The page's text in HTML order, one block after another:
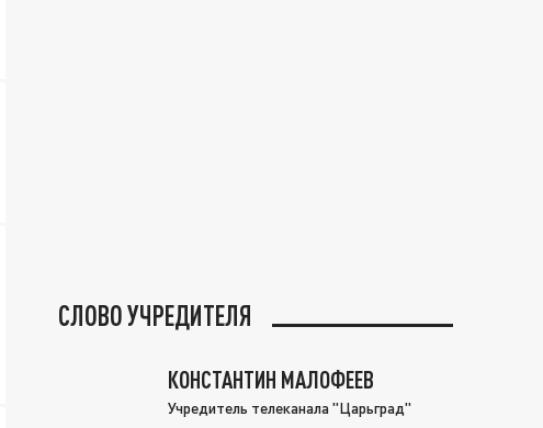
СЛОВО УЧРЕДИТЕЛЯ
КОНСТАНТИН МАЛОФЕЕВ
Учредитель телеканала "Царьград"